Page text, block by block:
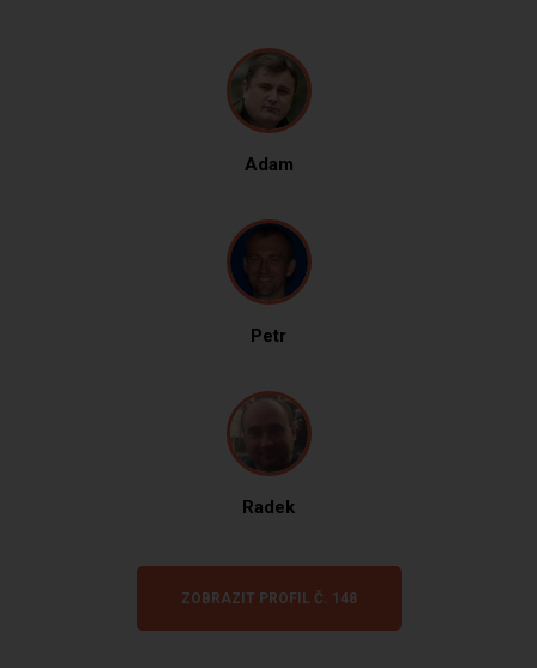
Adam
Petr
Radek
ZOBRAZIT PROFIL Č. 148